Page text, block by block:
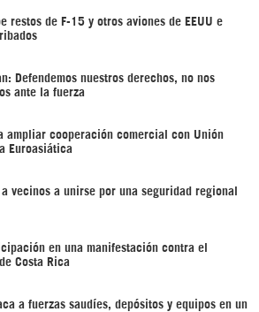
restos de F-15 y otros aviones de EEUU e
Defendemos nuestros derechos, no nos
ante la fuerza
ampliar cooperación comercial con Unión
Euroasiática
a vecinos a unirse por una seguridad regional
en una manifestación contra el
Costa Rica
a fuerzas saudíes, depósitos y equipos en un